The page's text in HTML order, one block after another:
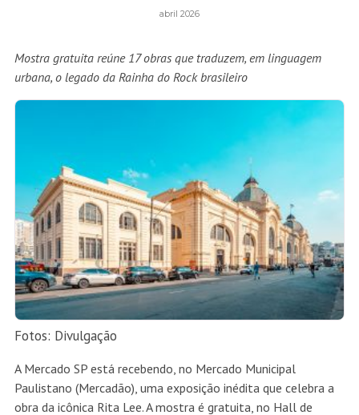
abril 2026
Mostra gratuita reúne 17 obras que traduzem, em linguagem
urbana, o legado da Rainha do Rock brasileiro
Fotos: Divulgação
A Mercado SP está recebendo, no Mercado Municipal
Paulistano (Mercadão), uma exposição inédita que celebra a
obra da icônica Rita Lee. A mostra é gratuita, no Hall de